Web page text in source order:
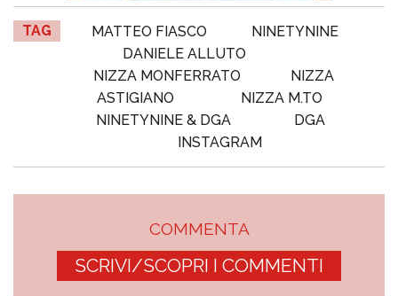
TAG MATTEO FIASCO
NINETYNINE
DANIELE ALLUTO
NIZZA MONFERRATO
NIZZA
ASTIGIANO
NIZZA M.TO
NINETYNINE & DGA
DGA
INSTAGRAM
COMMENTA
SCRIVI/SCOPRI I COMMENTI